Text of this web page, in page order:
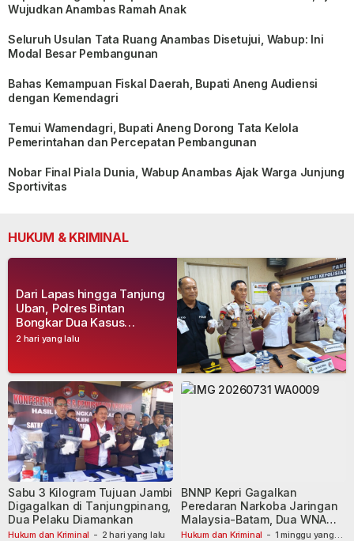
Wujudkan Anambas Ramah Anak
Seluruh Usulan Tata Ruang Anambas Disetujui, Wabup: Ini
Modal Besar Pembangunan
Bahas Kemampuan Fiskal Daerah, Bupati Aneng Audiensi
dengan Kemendagri
Temui Wamendagri, Bupati Aneng Dorong Tata Kelola
Pemerintahan dan Percepatan Pembangunan
Nobar Final Piala Dunia, Wabup Anambas Ajak Warga Junjung
Sportivitas
HUKUM & KRIMINAL
2 hari yang lalu
Dari Lapas hingga Tanjung
Uban, Polres Bintan
Bongkar Dua Kasus
Narkoba, Empat Tersangka
Hukum dan Kriminal - 2 hari yang lalu
Sabu 3 Kilogram Tujuan Jambi
Digagalkan di Tanjungpinang,
Dua Pelaku Diamankan
Hukum dan Kriminal - 1 minggu yang
BNNP Kepri Gagalkan
Peredaran Narkoba Jaringan
Malaysia-Batam, Dua WNA
Masih Diburu